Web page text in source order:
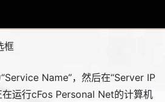
框
Service Name”，然后在“Server IP
在运行cFos Personal Net的计算机